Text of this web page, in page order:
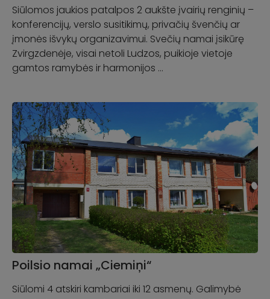
Siūlomos jaukios patalpos 2 aukšte įvairių renginių –
konferencijų, verslo susitikimų, privačių švenčių ar
įmonės išvykų organizavimui. Svečių namai įsikūrę
Zvirgzdenėje, visai netoli Ludzos, puikioje vietoje
gamtos ramybės ir harmonijos …
Poilsio namai „Ciemiņi“
Siūlomi 4 atskiri kambariai iki 12 asmenų. Galimybė